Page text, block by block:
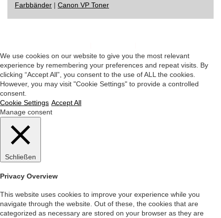
Farbbänder | Canon VP Toner
We use cookies on our website to give you the most relevant
experience by remembering your preferences and repeat visits. By
clicking “Accept All”, you consent to the use of ALL the cookies.
However, you may visit "Cookie Settings" to provide a controlled
consent.
Cookie Settings Accept All
Manage consent
Schließen
Privacy Overview
This website uses cookies to improve your experience while you
navigate through the website. Out of these, the cookies that are
categorized as necessary are stored on your browser as they are